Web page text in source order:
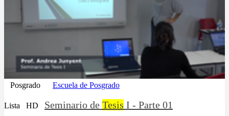
Posgrado Escuela de Posgrado
Lista HD Seminario de Tesis I - Parte 01